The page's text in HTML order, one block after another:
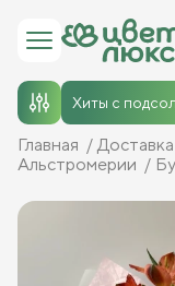
Хиты с
Главная
Альстромерии